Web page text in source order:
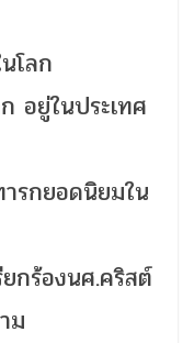
โลก
อยู่ในประเทศ
รกยอดนิยมใน
กร้องนศ.คริสต์
ม